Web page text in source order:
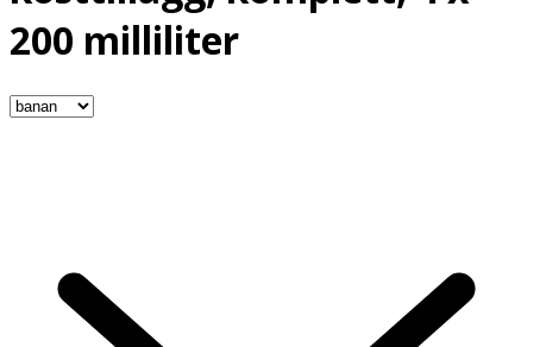
200 milliliter